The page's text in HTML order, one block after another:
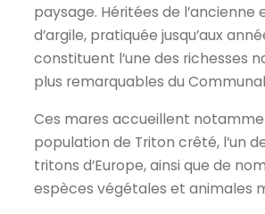
paysage. Héritées de l’ancienne
d’argile, pratiquée jusqu’aux
constituent l’une des richesses
plus remarquables du
Ces mares accueillent
population de Triton crêté, l’un
tritons d’Europe, ainsi que de
espèces végétales et animales